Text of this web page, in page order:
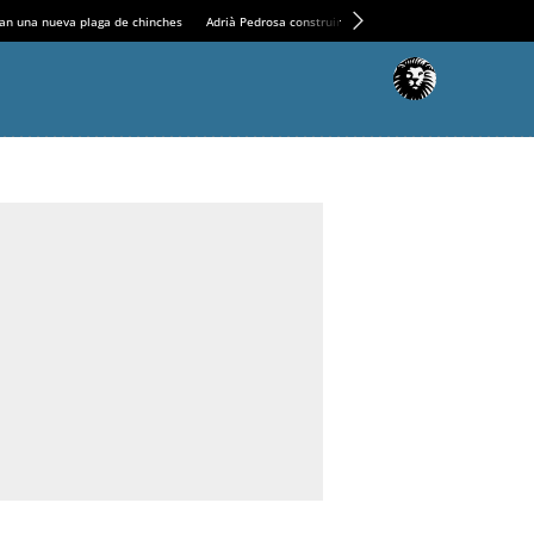
una nueva plaga de chinches Adrià Pedrosa construirá la nueva residencia en el